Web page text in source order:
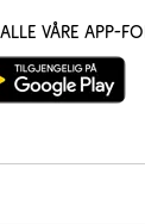
våre app-